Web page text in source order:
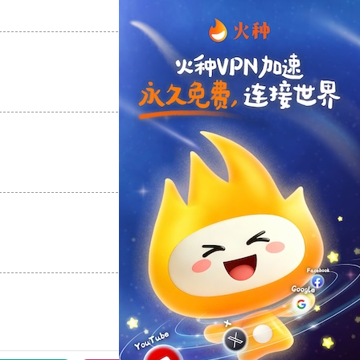
支持 [0] 反对[0]
支持[0] 反对
支持[0] 反对[0]